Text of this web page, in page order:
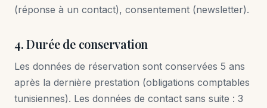
(réponse à un contact), consentement (newsletter).
4. Durée de conservation
Les données de réservation sont conservées 5 ans
après la dernière prestation (obligations comptables
tunisiennes). Les données de contact sans suite : 3